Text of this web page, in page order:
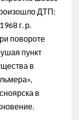
ДТП:
г. р.
повороте
пункт
в
в